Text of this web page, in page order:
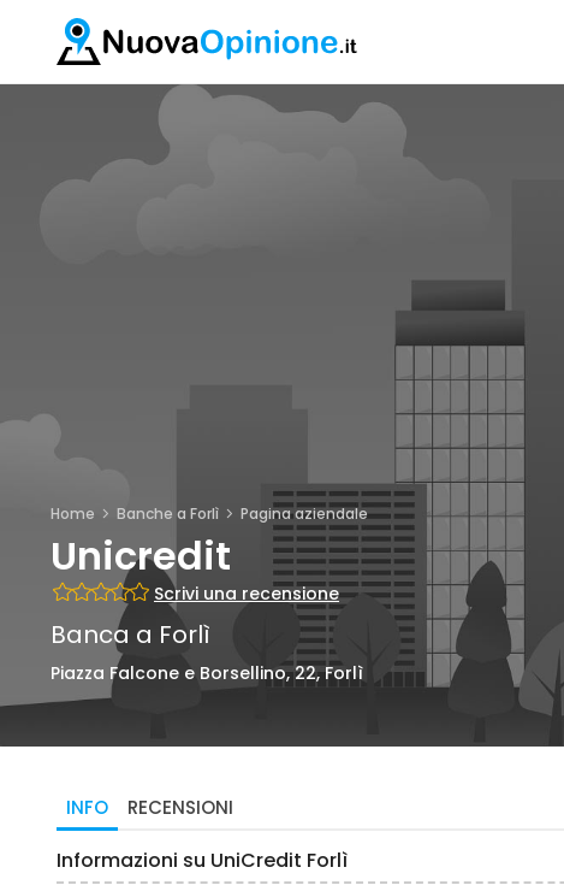
Home Banche a Forlì Pagina aziendale
Unicredit
Scrivi una recensione
Banca a Forlì
Piazza Falcone e Borsellino, 22, Forlì
INFO RECENSIONI
Informazioni su UniCredit Forlì